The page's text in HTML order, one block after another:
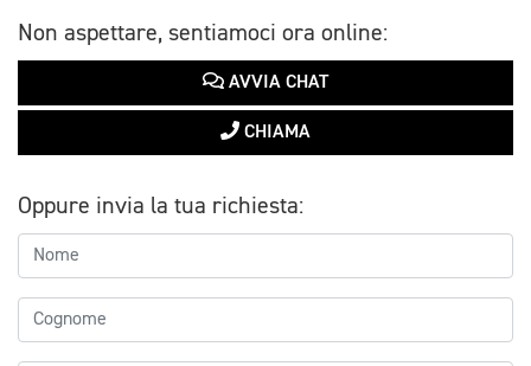
Non aspettare, sentiamoci ora online:
AVVIA CHAT
CHIAMA
Oppure invia la tua richiesta: